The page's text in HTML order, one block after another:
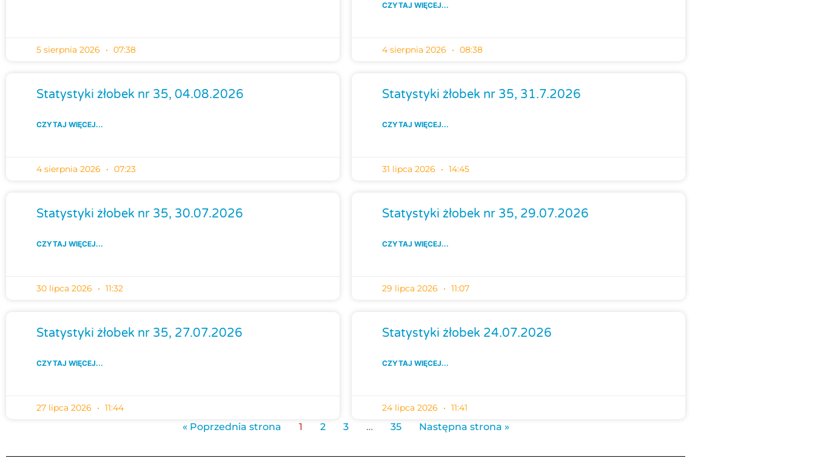
5 sierpnia 2026 07:38
CZYTAJ WIĘCEJ...
4 sierpnia 2026 08:38
Statystyki żłobek nr 35, 04.08.2026
CZYTAJ WIĘCEJ...
4 sierpnia 2026 07:23
Statystyki żłobek nr 35, 31.7.2026
CZYTAJ WIĘCEJ...
31 lipca 2026 14:45
Statystyki żłobek nr 35, 30.07.2026
CZYTAJ WIĘCEJ...
30 lipca 2026 11:32
Statystyki żłobek nr 35, 29.07.2026
CZYTAJ WIĘCEJ...
29 lipca 2026 11:07
Statystyki żłobek nr 35, 27.07.2026
CZYTAJ WIĘCEJ...
27 lipca 2026 11:44
Statystyki żłobek 24.07.2026
CZYTAJ WIĘCEJ...
24 lipca 2026 11:41
« Poprzednia strona 1 2 3 … 35 Następna strona »